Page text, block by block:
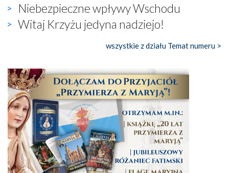
Niebezpieczne wpływy Wschodu
Witaj Krzyżu jedyna nadziejo!
wszystkie z działu Temat numeru >